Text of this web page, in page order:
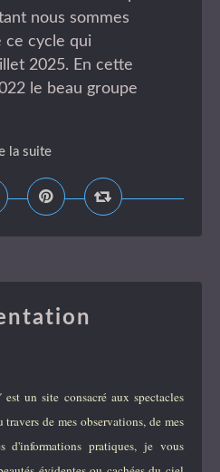
nous sommes
ce cycle qui
2025. En cette
le beau groupe
la suite
est un site consacré aux spectacles
de mes observations, de mes
d'informations pratiques, je vous